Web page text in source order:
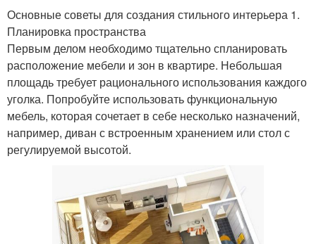
Основные советы для создания стильного интерьера 1.
Планировка пространства
Первым делом необходимо тщательно спланировать
расположение мебели и зон в квартире. Небольшая
площадь требует рационального использования каждого
уголка. Попробуйте использовать функциональную
мебель, которая сочетает в себе несколько назначений,
например, диван с встроенным хранением или стол с
регулируемой высотой.